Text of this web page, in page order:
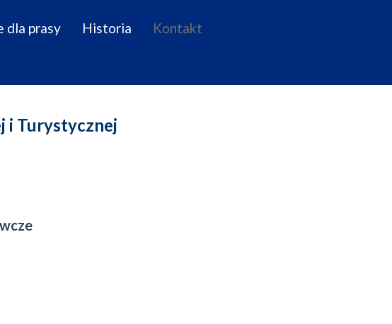
dla prasy Historia
Kontakt
i Turystycznej